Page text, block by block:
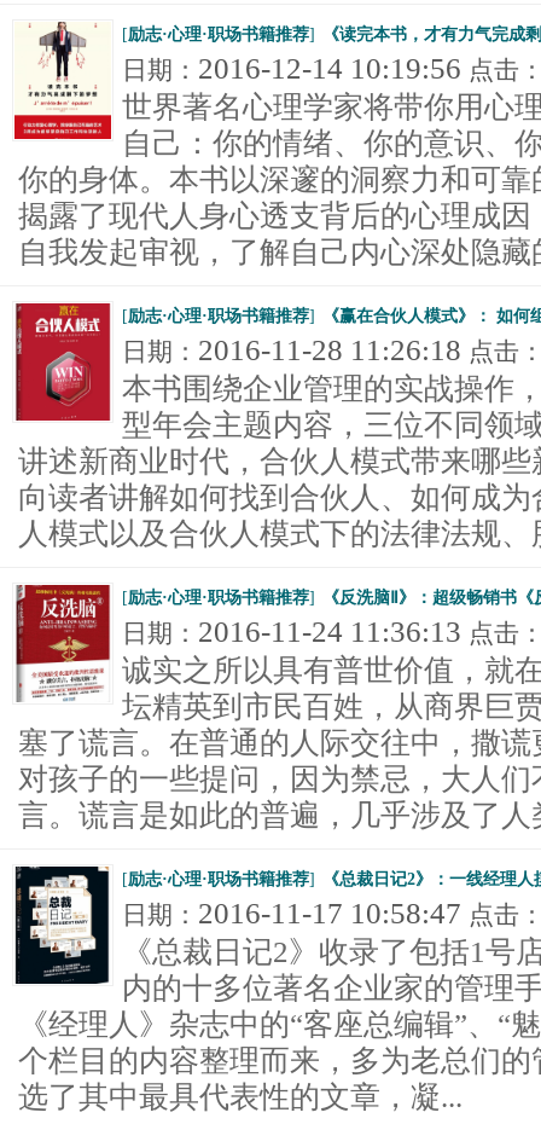
[励志·心理·职场书籍推荐] 《读完本书，才有力气完成
日期： 2016-12-14 10:19:56 点击
世界著名心理学家将带你用心
自己：你的情绪、你的意识、
你的身体。本书以深邃的洞察力和可
揭露了现代人身心透支背后的心理成
自我发起审视，了解自己内心深处隐藏
[励志·心理·职场书籍推荐] 《赢在合伙人模式》： 如何
日期： 2016-11-28 11:26:18 点击
本书围绕企业管理的实战操作
型年会主题内容，三位不同领
讲述新商业时代，合伙人模式带来哪
向读者讲解如何找到合伙人、如何成
人模式以及合伙人模式下的法律法规、
[励志·心理·职场书籍推荐] 《反洗脑Ⅱ》：超级畅销书
日期： 2016-11-24 11:36:13 点击
诚实之所以具有普世价值，就
坛精英到市民百姓，从商界巨
塞了谎言。在普通的人际交往中，撒
对孩子的一些提问，因为禁忌，大人
言。谎言是如此的普遍，几乎涉及了人
[励志·心理·职场书籍推荐] 《总裁日记2》：一线经理
日期： 2016-11-17 10:58:47 点击
《总裁日记2》收录了包括1号
内的十多位著名企业家的管理
《经理人》杂志中的“客座总编辑”、“
个栏目的内容整理而来，多为老总们
选了其中最具代表性的文章，凝...